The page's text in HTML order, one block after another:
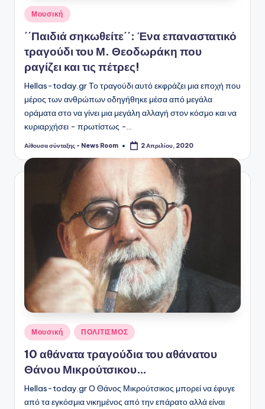
Αναρτήθηκε
σε
Μουσική
΄΄Παιδιά σηκωθείτε΄΄: Ένα επαναστατικό
τραγούδι του Μ. Θεοδωράκη που
ραγίζει και τις πέτρες!
Hellas-today.gr Το τραγούδι αυτό εκφράζει μια εποχή που
μέρος των ανθρώπων οδηγήθηκε μέσα από μεγάλα
οράματα στο να γίνει μια μεγάλη αλλαγή στον κόσμο και να
κυριαρχήσει - πρωτίστως -…
Συγγραφέας:
Αίθουσα σύνταξης - News Room 2 Απριλίου, 2020
Αναρτήθηκε
σε
Μουσική ΠΟΛΙΤΙΣΜΟΣ
10 αθάνατα τραγούδια του αθάνατου
Θάνου Μικρούτσικου…
Hellas-today.gr Ο Θάνος Μικρούτσικος μπορεί να έφυγε
από τα εγκόσμια νικημένος από την επάρατο αλλά είναι